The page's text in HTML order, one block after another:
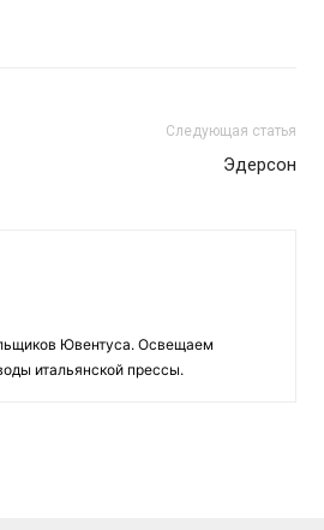
Следующая статья
Эдерсон
Ювентуса. Освещаем
итальянской прессы.